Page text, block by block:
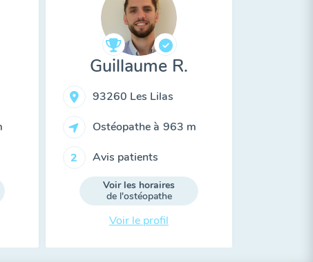
Guillaume R.
93260 Les Lilas
Ostéopathe à 963 m
2 Avis patients
Voir les horaires
de l'ostéopathe
Voir le profil